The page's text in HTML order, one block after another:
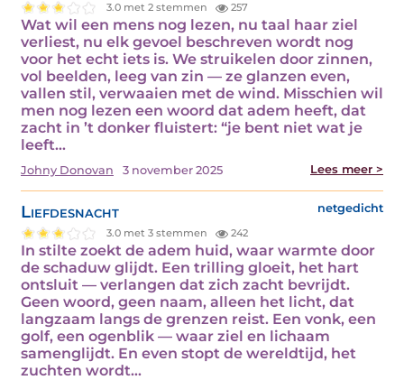
3.0 met 2 stemmen 257
Wat wil een mens nog lezen, nu taal haar ziel
verliest, nu elk gevoel beschreven wordt nog
voor het echt iets is. We struikelen door zinnen,
vol beelden, leeg van zin — ze glanzen even,
vallen stil, verwaaien met de wind. Misschien wil
men nog lezen een woord dat adem heeft, dat
zacht in ’t donker fluistert: “je bent niet wat je
leeft…
Johny Donovan 3 november 2025 Lees meer >
Liefdesnacht netgedicht
3.0 met 3 stemmen 242
In stilte zoekt de adem huid, waar warmte door
de schaduw glijdt. Een trilling gloeit, het hart
ontsluit — verlangen dat zich zacht bevrijdt.
Geen woord, geen naam, alleen het licht, dat
langzaam langs de grenzen reist. Een vonk, een
golf, een ogenblik — waar ziel en lichaam
samenglijdt. En even stopt de wereldtijd, het
zuchten wordt…